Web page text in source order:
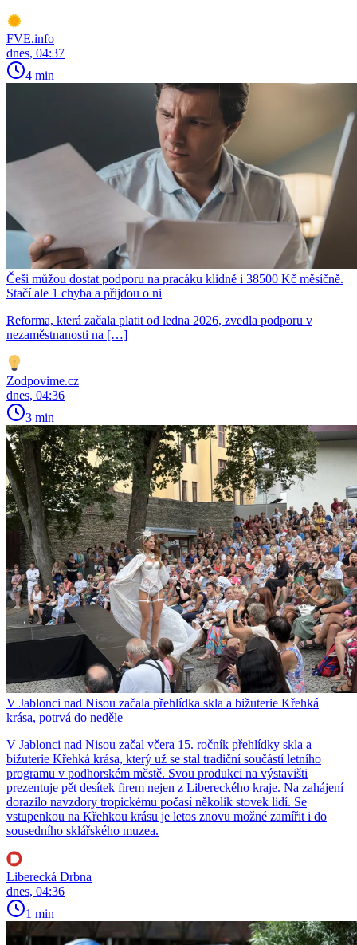
FVE.info
dnes, 04:37
4 min
Češi můžou dostat podporu na pracáku klidně i 38500 Kč měsíčně.
Stačí ale 1 chyba a přijdou o ni
Reforma, která začala platit od ledna 2026, zvedla podporu v
nezaměstnanosti na […]
Zodpovime.cz
dnes, 04:36
3 min
V Jablonci nad Nisou začala přehlídka skla a bižuterie Křehká
krása, potrvá do neděle
V Jablonci nad Nisou začal včera 15. ročník přehlídky skla a
bižuterie Křehká krása, který už se stal tradiční součástí letního
programu v podhorském městě. Svou produkci na výstavišti
prezentuje pět desítek firem nejen z Libereckého kraje. Na zahájení
dorazilo navzdory tropickému počasí několik stovek lidí. Se
vstupenkou na Křehkou krásu je letos znovu možné zamířit i do
sousedního sklářského muzea.
Liberecká Drbna
dnes, 04:36
1 min